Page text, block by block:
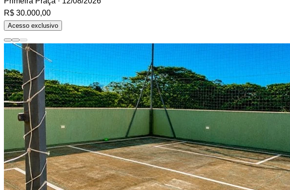
R$ 30.000,00
Acesso exclusivo